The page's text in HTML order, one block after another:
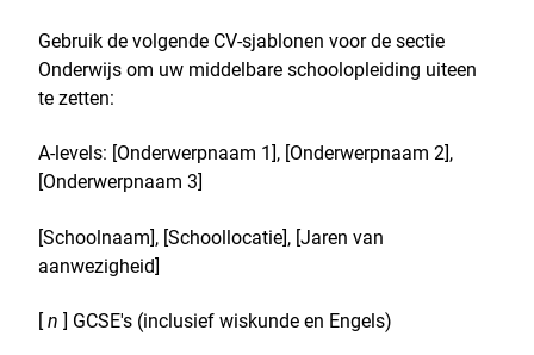
Gebruik de volgende CV-sjablonen voor de sectie
Onderwijs om uw middelbare schoolopleiding uiteen
te zetten:
A-levels: [Onderwerpnaam 1], [Onderwerpnaam 2],
[Onderwerpnaam 3]
[Schoolnaam], [Schoollocatie], [Jaren van
aanwezigheid]
[n ] GCSE's (inclusief wiskunde en Engels)